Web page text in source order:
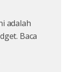
adalah
Baca